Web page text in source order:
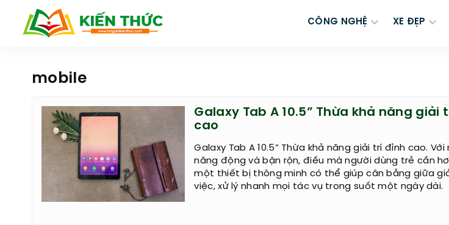
CÔNG NGHỆ XE ĐẸP
mobile
Galaxy Tab A 10.5” Thừa khả năng giải
cao
Galaxy Tab A 10.5” Thừa khả năng giải trí đỉnh cao. Với
năng động và bận rộn, điều mà người dùng trẻ cần
một thiết bị thông minh có thể giúp cân bằng giữa
việc, xử lý nhanh mọi tác vụ trong suốt một ngày dài.